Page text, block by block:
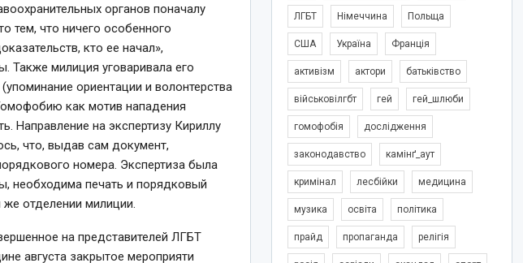
органов поначалу
тем, что ничего особенного
кто ее начал»,
Также милиция уговаривала его
ориентации и волонтерства
как мотив нападения
Направление на экспертизу Кириллу
что, выдав сам документ,
номера. Экспертиза была
необходима печать и порядковый
отделении милиции.
на представителей ЛГБТ
августа закрытое мероприяти
ЛГБТ Німеччина Польща
США Україна Франція
активізм актори батьківство
військовілгбт гей гей_шлюби
гомофобія дослідження
законодавство камінґ_аут
кримінал лесбійки медицина
музика освіта політика
прайд пропаганда релігія